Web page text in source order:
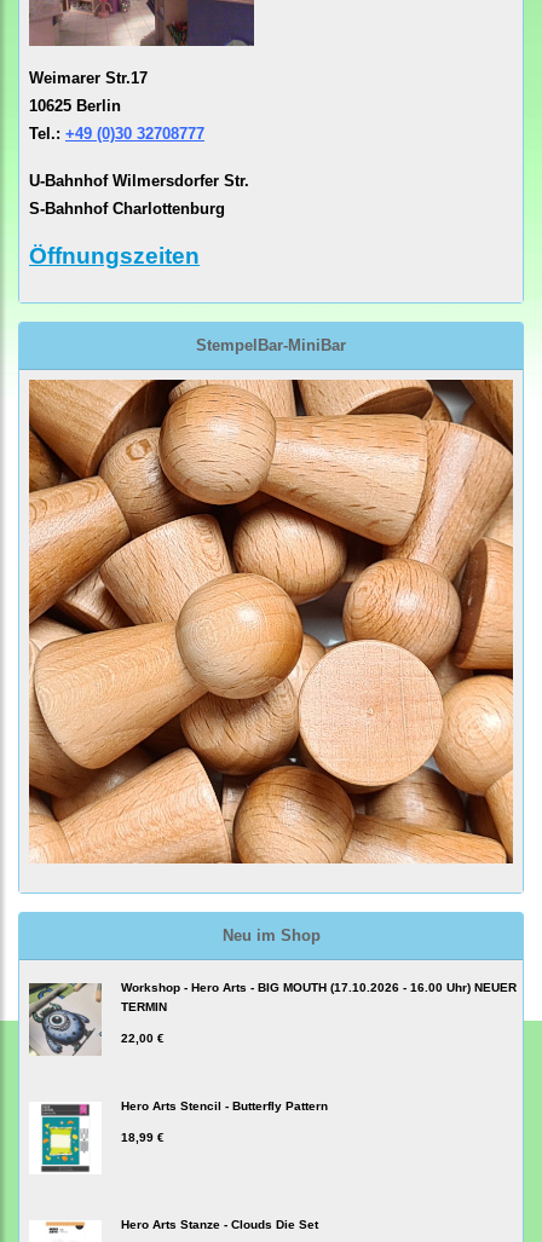
Weimarer Str.17
10625 Berlin
Tel.: +49 (0)30 32708777
U-Bahnhof Wilmersdorfer Str.
S-Bahnhof Charlottenburg
Öffnungszeiten
StempelBar-MiniBar
Neu im Shop
Workshop - Hero Arts - BIG MOUTH (17.10.2026 - 16.00 Uhr) NEUER
TERMIN
22,00 €
Hero Arts Stencil - Butterfly Pattern
18,99 €
Hero Arts Stanze - Clouds Die Set